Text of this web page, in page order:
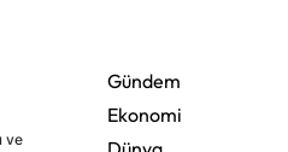
ve
Gündem
Ekonomi